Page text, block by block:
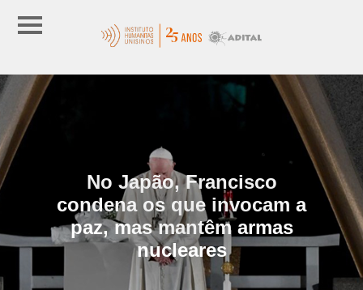
No Japão, Francisco
condena os que invocam a
paz, mas mantêm armas
nucleares